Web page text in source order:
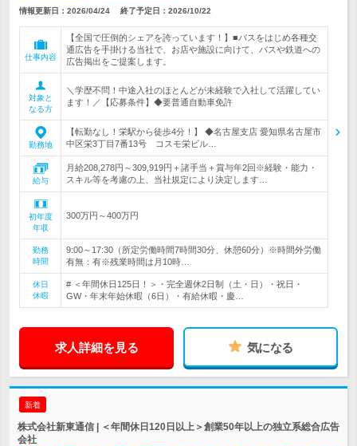
情報更新日：2026/04/24 終了予定日： 2026/10/22
仕事内容
【全国で圧倒的シェアを誇っています！】■バスをはじめ各種交
通広告を手掛ける当社で、お店や施設に向けて、バスや鉄道への
広告掲出をご提案します。
対象と
なる方
＼学歴不問！中途入社のほとんどが未経験で入社して活躍してい
ます！／【応募条件】◆要普通自動車免許
勤務地
【転勤なし！栄駅から徒歩4分！】 ◆名古屋支店 愛知県名古屋市
中区栄3丁目7番13号 コスモ栄ビル…
給与
月給208,278円～309,919円＋諸手当＋賞与年2回※経験・能力・
スキル等を考慮の上、当社規定により決定します…
初年度
年収
300万円～400万円
勤務
時間
9:00～17:30（所定労働時間7時間30分、休憩60分）※時間外労働
有無：有※残業時間は月10時…
休日
休暇
# ＜年間休日125日！＞・完全週休2日制（土・日）・祝日・
GW・年末年始休暇（6日）・有給休暇・慶…
求人詳細を見る 気になる
新着
株式会社新東通信 | ＜年間休日120日以上＞創業50年以上の独立系総合広告
会社